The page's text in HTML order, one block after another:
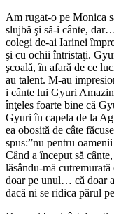
Am rugat-o pe Monica
slujbă şi să-i cânte,
colegi de-ai Iarinei
şi cu ochii întristaţi.
şcoală, în afară de ce
au talent. M-au
i cânte lui Gyuri
înţeles foarte bine că
Gyuri în capela de la
ea obosită de câte
spus:”nu pentru
Când a început să
lăsându-mă
doar pe unul… că doar
dacă ni se ridica părul